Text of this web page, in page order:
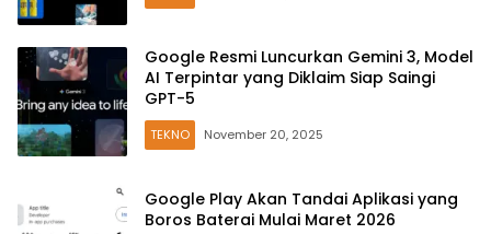
Google Resmi Luncurkan Gemini 3, Model
AI Terpintar yang Diklaim Siap Saingi
GPT-5
TEKNO November 20, 2025
Google Play Akan Tandai Aplikasi yang
Boros Baterai Mulai Maret 2026